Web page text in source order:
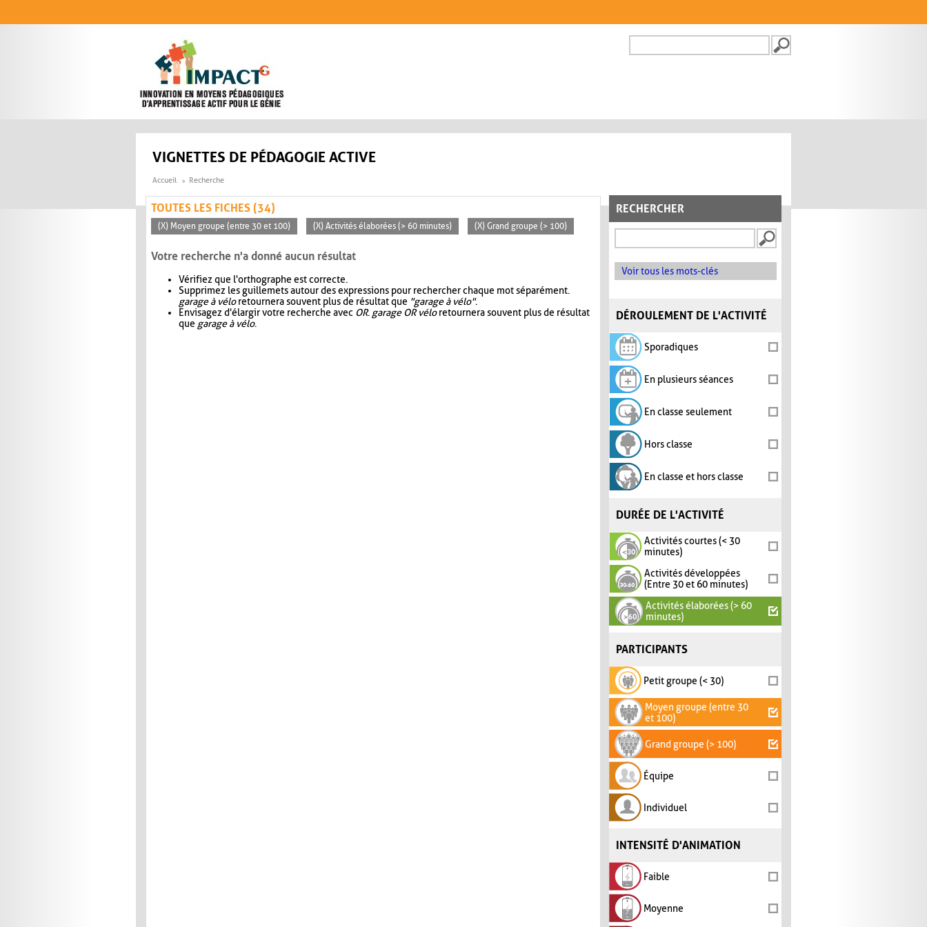
FORMULAIRE DE
VIGNETTES DE PÉDAGOGIE ACTIVE
Accueil Recherche
RECHERCHER
Voir tous les mots-clés
DÉROULEMENT DE L'ACTIVITÉ
Sporadiques
En plusieurs séances
En classe seulement
Hors classe
En classe et hors classe
DURÉE DE L'ACTIVITÉ
Activités courtes (< 30
minutes)
Activités développées
(Entre 30 et 60 minutes)
Activités élaborées (> 60
minutes)
PARTICIPANTS
Petit groupe (< 30)
Moyen groupe (entre 30
et 100)
Grand groupe (> 100)
Équipe
Individuel
INTENSITÉ D'ANIMATION
Faible
Moyenne
TOUTES LES FICHES (34)
(X) Moyen groupe (entre 30 et 100) (X) Activités élaborées (> 60 minutes) (X) Grand groupe (> 100)
Votre recherche n'a donné aucun résultat
Vérifiez que l'orthographe est correcte.
Supprimez les guillemets autour des expressions pour rechercher chaque mot séparément.
garage à véloretournera souvent plus de résultat que "garage à vélo".
Envisagez d'élargir votre recherche avec OR. garage OR véloretournera souvent plus de résultat
que garage à vélo.